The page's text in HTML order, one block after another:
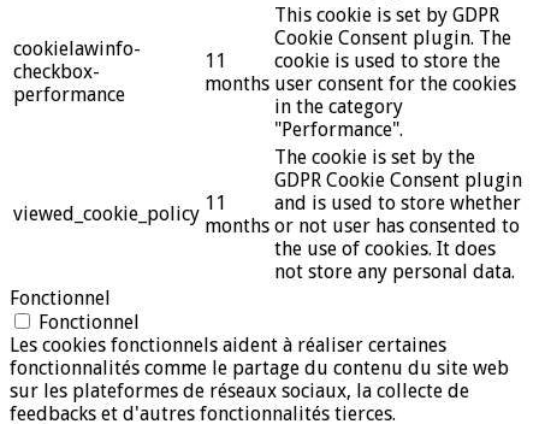
cookielawinfo-
checkbox-
performance
11
months
This cookie is set by GDPR
Cookie Consent plugin. The
cookie is used to store the
user consent for the cookies
in the category
"Performance".
viewed_cookie_policy 11
months
The cookie is set by the
GDPR Cookie Consent plugin
and is used to store whether
or not user has consented to
the use of cookies. It does
not store any personal data.
Fonctionnel
Fonctionnel
Les cookies fonctionnels aident à réaliser certaines
fonctionnalités comme le partage du contenu du site web
sur les plateformes de réseaux sociaux, la collecte de
feedbacks et d'autres fonctionnalités tierces.